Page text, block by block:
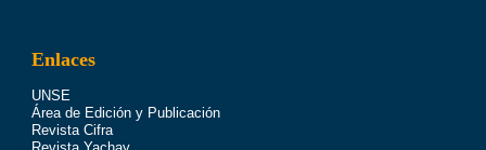
Enlaces
UNSE
Área de Edición y Publicación
Revista Cifra